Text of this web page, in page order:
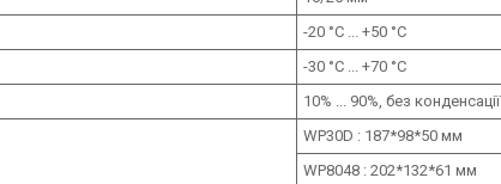
-20 °С ... +50 °С
-30 °С ... +70 °С
10% ... 90%, без конденсації
WP30D : 187*98*50 мм
WP8048 : 202*132*61 мм